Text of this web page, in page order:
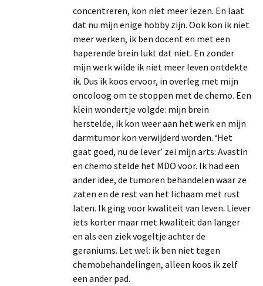
concentreren, kon niet meer lezen. En laat
dat nu mijn enige hobby zijn. Ook kon ik niet
meer werken, ik ben docent en met een
haperende brein lukt dat niet. En zonder
mijn werk wilde ik niet meer leven ontdekte
ik. Dus ik koos ervoor, in overleg met mijn
oncoloog om te stoppen met de chemo. Een
klein wondertje volgde: mijn brein
herstelde, ik kon weer aan het werk en mijn
darmtumor kon verwijderd worden. ‘Het
gaat goed, nu de lever’ zei mijn arts: Avastin
en chemo stelde het MDO voor. Ik had een
ander idee, de tumoren behandelen waar ze
zaten en de rest van het lichaam met rust
laten. Ik ging voor kwaliteit van leven. Liever
iets korter maar met kwaliteit dan langer
en als een ziek vogeltje achter de
geraniums. Let wel: ik ben niet tegen
chemobehandelingen, alleen koos ik zelf
een ander pad.